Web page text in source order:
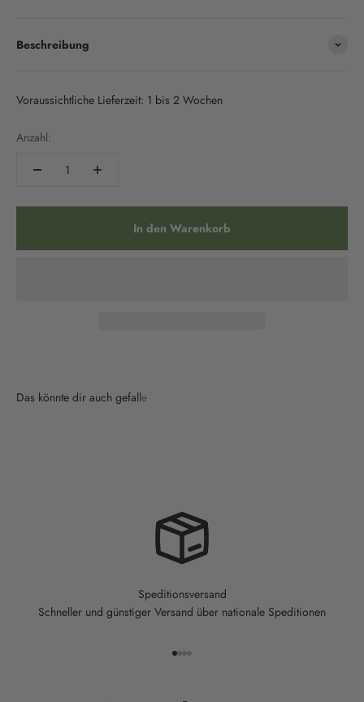
Beschreibung
Voraussichtliche Lieferzeit: 1 bis 2 Wochen
Anzahl:
In den Warenkorb
Speditionsversand
Schneller und günstiger Versand über nationale Speditionen